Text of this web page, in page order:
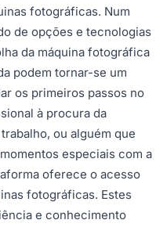
fotográficas. Num
de opções e tecnologias
da máquina fotográfica
podem tornar-se um
os primeiros passos no
à procura da
ou alguém que
especiais com a
oferece o acesso
fotográficas. Estes
e conhecimento